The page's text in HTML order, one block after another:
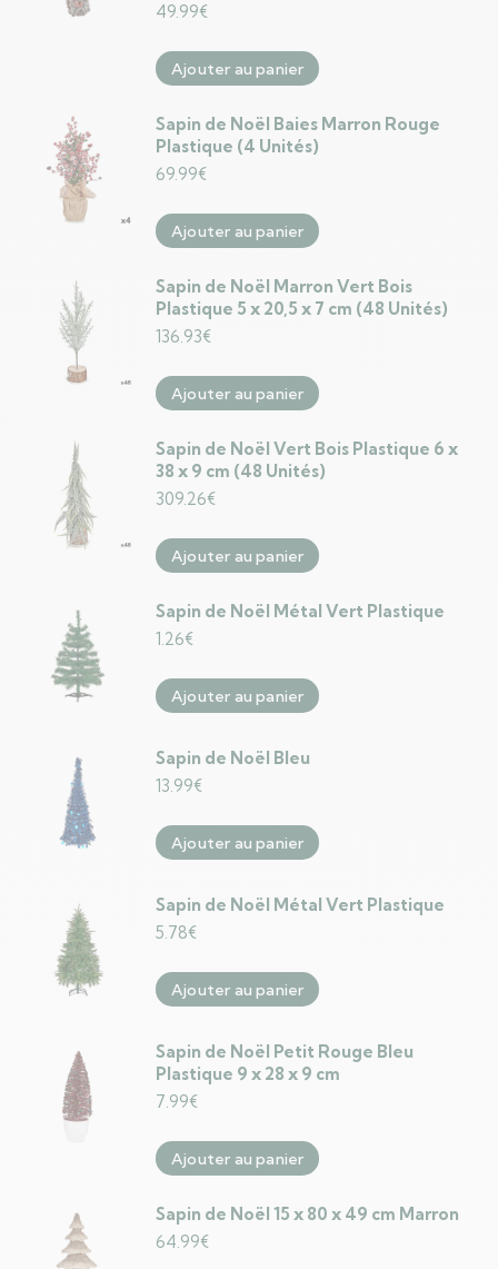
49.99€
Ajouter au panier
Sapin de Noël Baies Marron Rouge
Plastique (4 Unités)
69.99€
Ajouter au panier
Sapin de Noël Marron Vert Bois
Plastique 5 x 20,5 x 7 cm (48 Unités)
136.93€
Ajouter au panier
Sapin de Noël Vert Bois Plastique 6 x
38 x 9 cm (48 Unités)
309.26€
Ajouter au panier
Sapin de Noël Métal Vert Plastique
1.26€
Ajouter au panier
Sapin de Noël Bleu
13.99€
Ajouter au panier
Sapin de Noël Métal Vert Plastique
5.78€
Ajouter au panier
Sapin de Noël Petit Rouge Bleu
Plastique 9 x 28 x 9 cm
7.99€
Ajouter au panier
Sapin de Noël 15 x 80 x 49 cm Marron
64.99€